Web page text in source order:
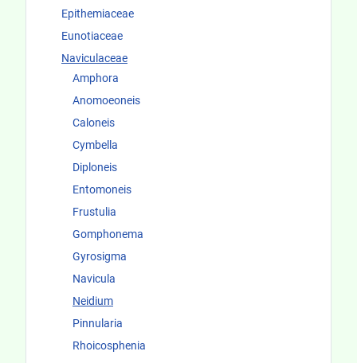
Epithemiaceae
Eunotiaceae
Naviculaceae
Amphora
Anomoeoneis
Caloneis
Cymbella
Diploneis
Entomoneis
Frustulia
Gomphonema
Gyrosigma
Navicula
Neidium
Pinnularia
Rhoicosphenia